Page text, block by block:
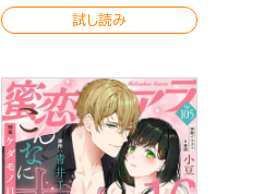
試し読み